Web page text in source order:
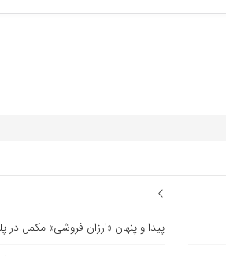
پیدا و پنهان «ارزان فروشی» مکمل در